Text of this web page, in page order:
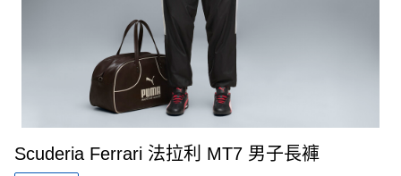
Scuderia Ferrari 法拉利 MT7 男子長褲